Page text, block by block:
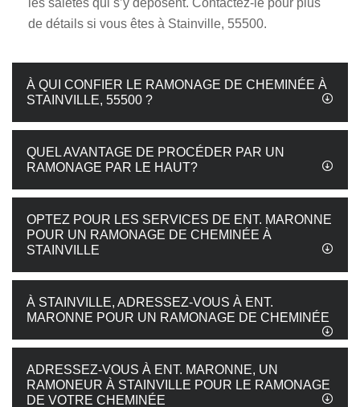
les saletés qui s’y déposent. Contactez-le pour plus
de détails si vous êtes à Stainville, 55500.
À QUI CONFIER LE RAMONAGE DE CHEMINÉE À
STAINVILLE, 55500 ?
QUEL AVANTAGE DE PROCÉDER PAR UN
RAMONAGE PAR LE HAUT?
OPTEZ POUR LES SERVICES DE ENT. MARONNE
POUR UN RAMONAGE DE CHEMINÉE À
STAINVILLE
À STAINVILLE, ADRESSEZ-VOUS À ENT.
MARONNE POUR UN RAMONAGE DE CHEMINÉE
ADRESSEZ-VOUS À ENT. MARONNE, UN
RAMONEUR À STAINVILLE POUR LE RAMONAGE
DE VOTRE CHEMINÉE